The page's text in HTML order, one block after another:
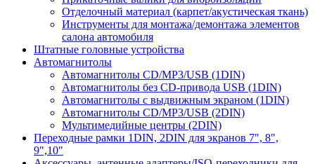
Отделочный материал (карпет/акустическая ткань)
Инструменты для монтажа/демонтажа элементов
салона автомобиля
Штатные головные устройства
Автомагнитолы
Автомагнитолы CD/MP3/USB (1DIN)
Автомагнитолы без CD-привода USB (1DIN)
Автомагнитолы с выдвижным экраном (1DIN)
Автомагнитолы CD/MP3/USB (2DIN)
Мультимедийные центры (2DIN)
Переходные рамки 1DIN, 2DIN для экранов 7", 8",
9",10"